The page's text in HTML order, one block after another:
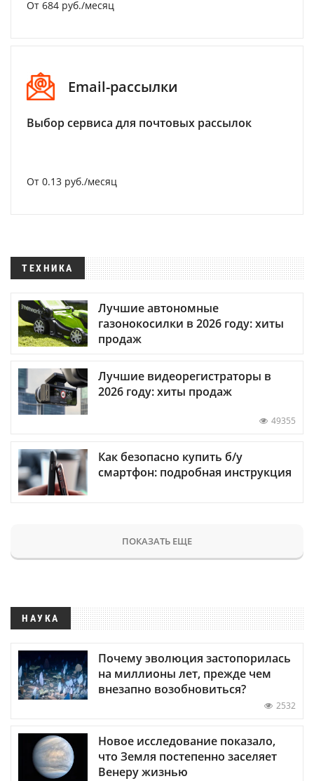
От 684 руб./месяц
Email-рассылки
Выбор сервиса для почтовых рассылок
От 0.13 руб./месяц
ТЕХНИКА
Лучшие автономные
газонокосилки в 2026 году: хиты
продаж
Лучшие видеорегистраторы в
2026 году: хиты продаж
49355
Как безопасно купить б/у
смартфон: подробная инструкция
ПОКАЗАТЬ ЕЩЕ
НАУКА
Почему эволюция застопорилась
на миллионы лет, прежде чем
внезапно возобновиться?
2532
Новое исследование показало,
что Земля постепенно заселяет
Венеру жизнью